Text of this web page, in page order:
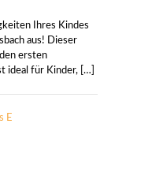
Ihres Kindes
aus! Dieser
ersten
ideal für Kinder, […]
E